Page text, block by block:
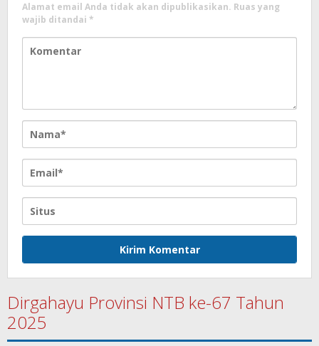
Alamat email Anda tidak akan dipublikasikan. Ruas yang
wajib ditandai *
Dirgahayu Provinsi NTB ke-67 Tahun
2025